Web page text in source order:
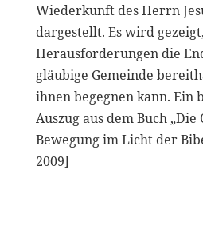
Wiederkunft des Herrn
dargestellt. Es wird
Herausforderungen die
gläubige Gemeinde
ihnen begegnen kann. Ein
Auszug aus dem Buch
Bewegung im Licht der
2009]